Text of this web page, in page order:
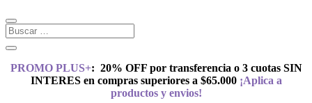
PROMO PLUS+: 20% OFF por transferencia o 3 cuotas SIN
INTERES en compras superiores a $65.000¡Aplica a
productos y envios!